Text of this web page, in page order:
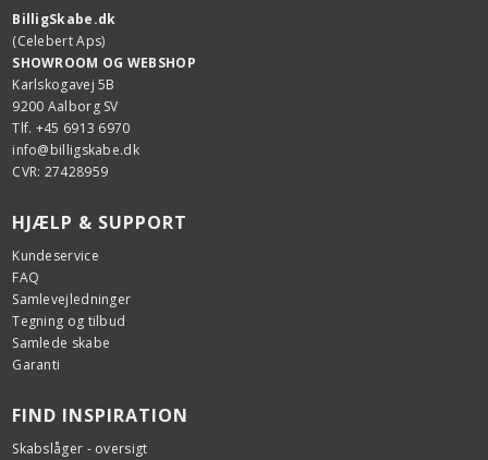
BilligSkabe.dk
(Celebert Aps)
SHOWROOM OG WEBSHOP
Karlskogavej 5B
9200 Aalborg SV
Tlf. +45 6913 6970
info@billigskabe.dk
CVR: 27428959
HJÆLP & SUPPORT
Kundeservice
FAQ
Samlevejledninger
Tegning og tilbud
Samlede skabe
Garanti
FIND INSPIRATION
Skabslåger - oversigt